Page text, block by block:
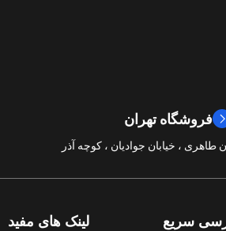
2024
فروشگاه تهران
طاهری ، خیابان جوادیان ، کوچه آذر
سریع لینک های مفید